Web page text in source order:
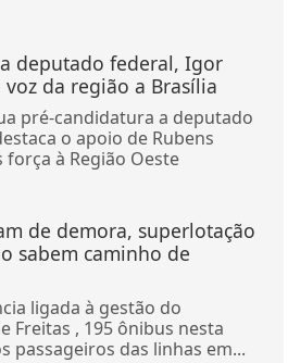
deputado federal, Igor
da região a Brasília
pré-candidatura a deputado
o apoio de Rubens
à Região Oeste
de demora, superlotação
sabem caminho de
ligada à gestão do
Freitas , 195 ônibus nesta
passageiros das linhas em...